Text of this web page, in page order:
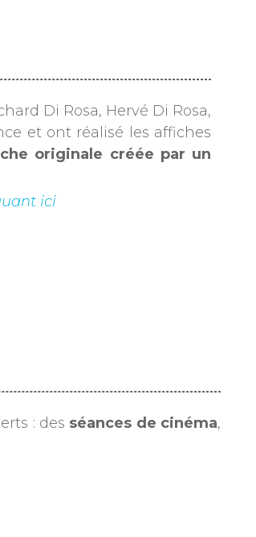
Di Rosa, Hervé Di Rosa,
et ont réalisé les affiches
originale créée par un
ici
: des séances de cinéma,